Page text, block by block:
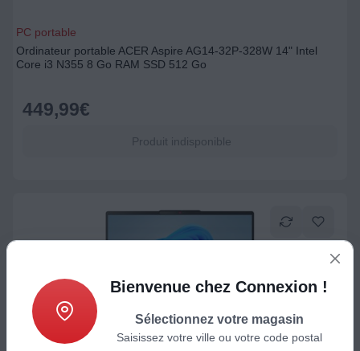
PC portable
Ordinateur portable ACER Aspire AG14-32P-328W 14" Intel
Core i3 N355 8 Go RAM SSD 512 Go
449,99€
Produit indisponible
Bienvenue chez Connexion !
Sélectionnez votre magasin
Saisissez votre ville ou votre code postal